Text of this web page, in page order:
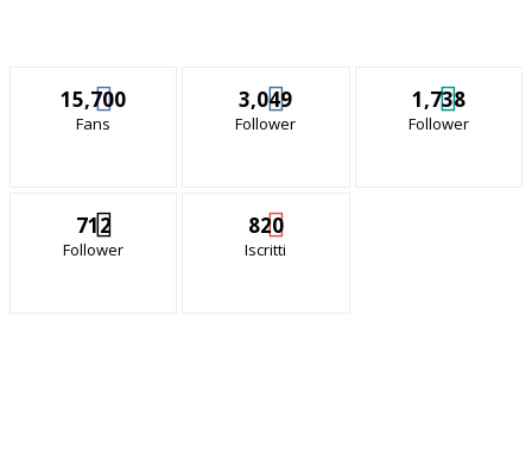
15,700
Fans
3,049
Follower
1,738
Follower
712
Follower
820
Iscritti